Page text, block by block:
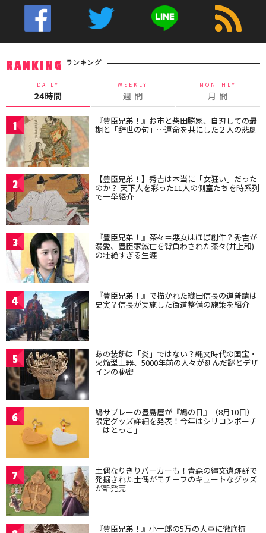
RANKING ランキング
DAILY
24時間
WEEKLY
週 間
MONTHLY
月 間
1 『豊臣兄弟！』お市と柴田勝家、自刃しての最
期と「辞世の句」…運命を共にした２人の悲劇
2 【豊臣兄弟！】秀吉は本当に「女狂い」だった
のか？ 天下人を彩った11人の側室たちを時系列
で一挙紹介
3 『豊臣兄弟！』茶々＝悪女はほぼ創作？秀吉が
溺愛、豊臣家滅亡を背負わされた茶々(井上和)
の壮絶すぎる生涯
4 『豊臣兄弟！』で描かれた織田信長の道普請は
史実？信長が実施した街道整備の施策を紹介
5 あの装飾は「炎」ではない？縄文時代の国宝・
火焔型土器、5000年前の人々が刻んだ謎とデザ
インの秘密
6 鳩サブレーの豊島屋が『鳩の日』（8月10日）
限定グッズ詳細を発表！今年はシリコンポーチ
「はとっこ」
7 土偶なりきりパーカーも！青森の縄文遺跡群で
発掘された土偶がモチーフのキュートなグッズ
が新発売
『豊臣兄弟！』小一郎の5万の大軍に徹底抗